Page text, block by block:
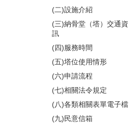
(二)設施介紹
(三)納骨堂（塔）交通資
訊
(四)服務時間
(五)塔位使用情形
(六)申請流程
(七)相關法令規定
(八)各類相關表單電子檔
(九)民意信箱